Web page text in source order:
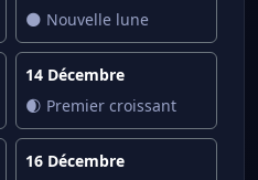
🌑 Nouvelle lune
14 Décembre
🌒 Premier croissant
16 Décembre